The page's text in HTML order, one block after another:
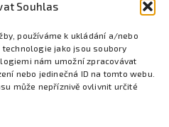
Souhlas
používáme k ukládání a/nebo
jako jsou soubory
nám umožní zpracovávat
nebo jedinečná ID na tomto webu.
může nepříznivě ovlivnit určité